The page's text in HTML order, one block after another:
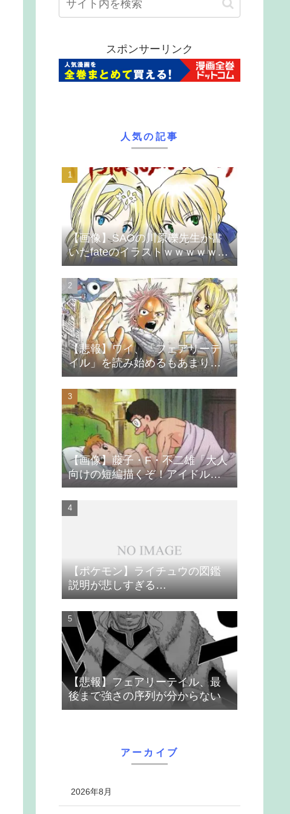
スポンサーリンク
人気の記事
【画像】SAOの川原礫先生が書
いたfateのイラストｗｗｗｗｗｗ
ｗｗｗ
【悲報】ワイ、「フェアリーテ
イル」を読み始めるもあまりの
つまらなさに挫折する
【画像】藤子・F・不二雄「大人
向けの短編描くぞ！アイドルが
無理やり抱かれるシーン入れ
よ」
【ポケモン】ライチュウの図鑑
説明が悲しすぎる…
【悲報】フェアリーテイル、最
後まで強さの序列が分からない
アーカイブ
2026年8月